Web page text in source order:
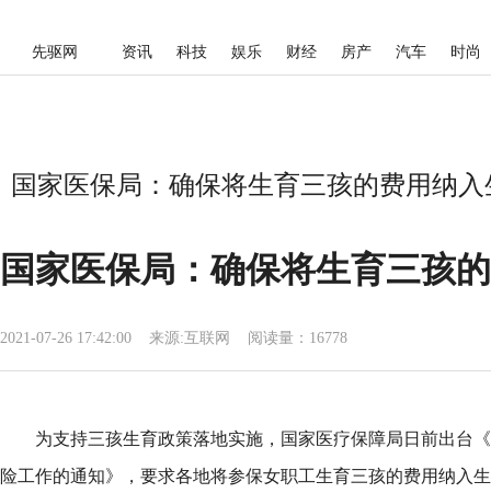
先驱网 资讯 科技 娱乐 财经 房产 汽车 时尚
国家医保局：确保将生育三孩的费用纳
国家医保局：确保将生育三孩
2021-07-26 17:42:00 来源:互联网 阅读量：16778
为支持三孩生育政策落地实施，国家医疗保障局日前出台
险工作的通知》，要求各地将参保女职工生育三孩的费用纳入